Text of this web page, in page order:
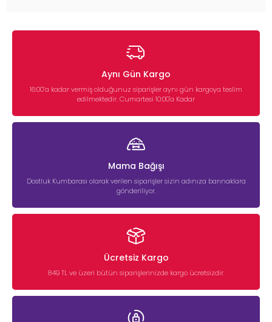
Aynı Gün Kargo
16:00’a kadar vermiş olduğunuz siparişler aynı gün kargoya teslim
edilmektedir. Cumartesi 10:00'a Kadar
Mama Bağışı
Dostluk Kumbarası olarak verilen siparişler sizin adınıza barınaklara
gönderiliyor.
Ücretsiz Kargo
849 TL ve üzeri bütün siparişlerinizde kargo ücretsizdir.